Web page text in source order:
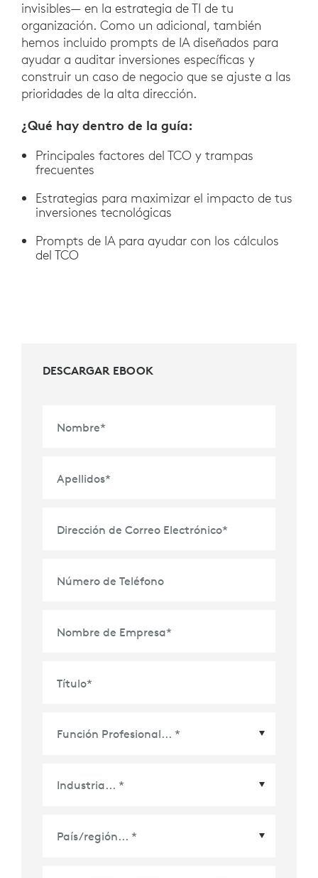
invisibles— en la estrategia de TI de tu
organización. Como un adicional, también
hemos incluido prompts de IA diseñados para
ayudar a auditar inversiones específicas y
construir un caso de negocio que se ajuste a las
prioridades de la alta dirección.
¿Qué hay dentro de la guía:
Principales factores del TCO y trampas
frecuentes
Estrategias para maximizar el impacto de tus
inversiones tecnológicas
Prompts de IA para ayudar con los cálculos
del TCO
DESCARGAR EBOOK
Nombre*
Apellidos*
Dirección de Correo Electrónico*
Número de Teléfono
Nombre de Empresa*
Título*